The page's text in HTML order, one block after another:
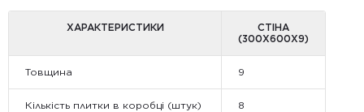
ХАРАКТЕРИСТИКИ
СТІНА
(300Х600Х9)
Товщина 9
Кількість плитки в коробці (штук) 8